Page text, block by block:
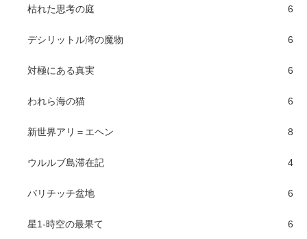
枯れた思考の庭 6
デシリットル湾の魔物 6
対極にある真実 6
われら海の猫 6
新世界アリ＝エヘン 8
ウルルブ島滞在記 4
バリチッチ盆地 6
星1-時空の最果て 6